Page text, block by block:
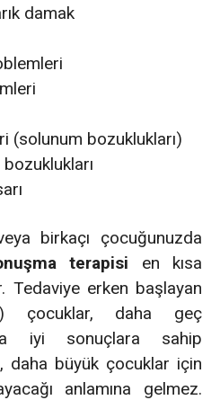
damak
(solunum bozuklukları)
birkaçı çocuğunuzda
terapisi en kısa
Tedaviye erken başlayan
çocuklar, daha geç
iyi sonuçlara sahip
daha büyük çocuklar için
anlamına gelmez.